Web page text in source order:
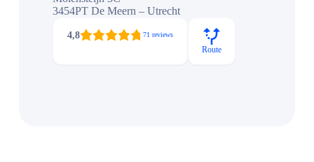
3454PT De Meern – Utrecht
4,8 71 reviews
Route